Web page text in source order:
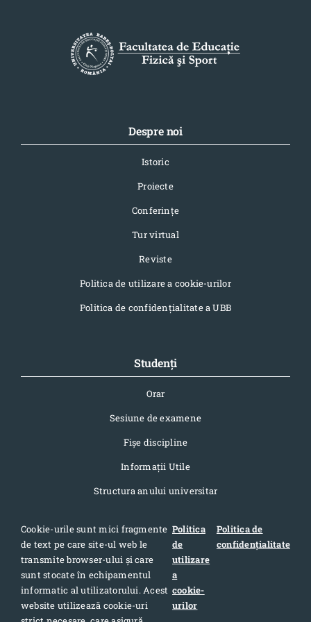
Internațional
Despre noi
Istoric
Proiecte
Conferinţe
Tur virtual
Reviste
Politica de utilizare a cookie-urilor
Politica de confidențialitate a UBB
Studenți
Orar
Sesiune de examene
Fișe discipline
Informaţii Utile
Structura anului universitar
Contact
Adresa: Str. Pandurilor 7, cod postal 400376, Cluj-Napoca,
România
Telefon: 0040-264-420709
Cookie-urile sunt mici fragmente
de text pe care site-ul web le
transmite browser-ului și care
sunt stocate în echipamentul
informatic al utilizatorului. Acest
website utilizează cookie-uri
Politica
de
utilizare
a
cookie-
urilor
Politica de
confidențialitate